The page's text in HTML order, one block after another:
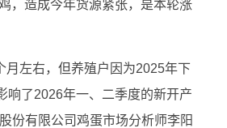
，造成今年货源紧张，是本轮涨
月左右，但养殖户因为2025年下
响了2026年一、二季度的新开产
份有限公司鸡蛋市场分析师李阳